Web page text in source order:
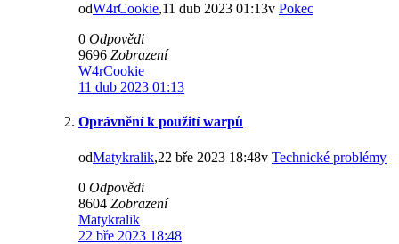
odW4rCookie,11 dub 2023 01:13v Pokec
0 Odpovědi
9696 Zobrazení
W4rCookie
11 dub 2023 01:13
Oprávnění k použití warpů
odMatykralik,22 bře 2023 18:48v Technické problémy
0 Odpovědi
8604 Zobrazení
Matykralik
22 bře 2023 18:48